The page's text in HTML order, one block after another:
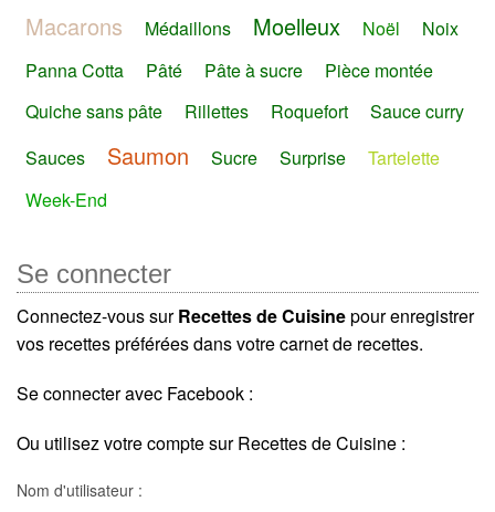
Macarons Médaillons Moelleux Noël
Noix
Panna Cotta
Pâté Pâte à sucre
Pièce montée
Quiche sans pâte
Rillettes Roquefort
Sauce curry
Sauces
Saumon Sucre Surprise
Tartelette
Week-End
Se connecter
Connectez-vous surRecettes de Cuisinepour enregistrer
vos recettes préférées dans votre carnet de recettes.
Se connecter avec Facebook :
Ou utilisez votre compte sur Recettes de Cuisine :
Nom d'utilisateur :